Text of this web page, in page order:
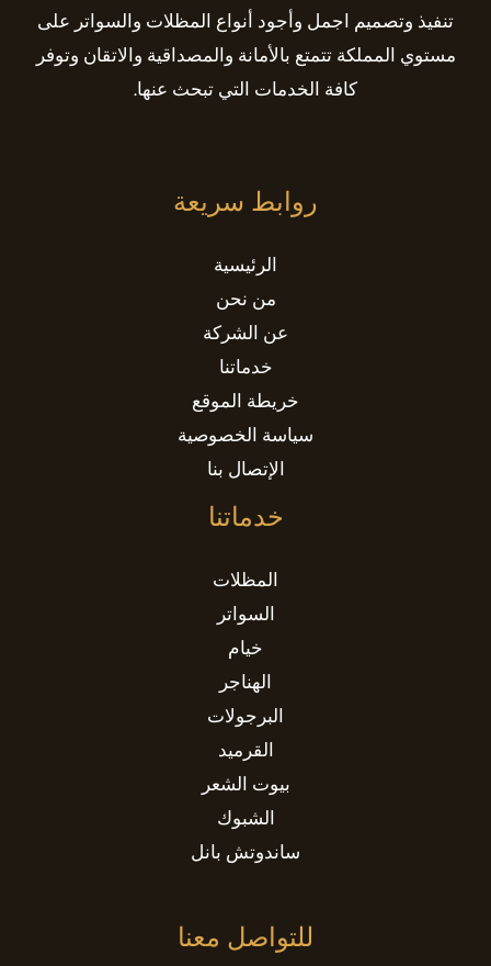
تنفيذ وتصميم اجمل وأجود أنواع المظلات والسواتر على
مستوي المملكة تتمتع بالأمانة والمصداقية والاتقان وتوفر
كافة الخدمات التي تبحث عنها.
روابط سريعة
الرئيسية
من نحن
عن الشركة
خدماتنا
خريطة الموقع
سياسة الخصوصية
الإتصال بنا
خدماتنا
المظلات
السواتر
خيام
الهناجر
البرجولات
القرميد
بيوت الشعر
الشبوك
ساندوتش بانل
للتواصل معنا